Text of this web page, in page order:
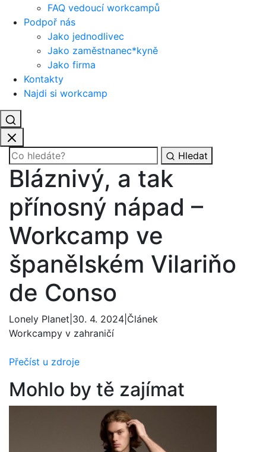
FAQ vedoucí workcampů
Podpoř nás
Jako jednodlivec
Jako zaměstnanec*kyně
Jako firma
Kontakty
Najdi si workcamp
Hledat
Bláznivý, a tak
přínosný nápad –
Workcamp ve
španělském Vilariňo
de Conso
Lonely Planet 30. 4. 2024 Článek
Workcampy v zahraničí
Přečíst u zdroje
Mohlo by tě zajímat